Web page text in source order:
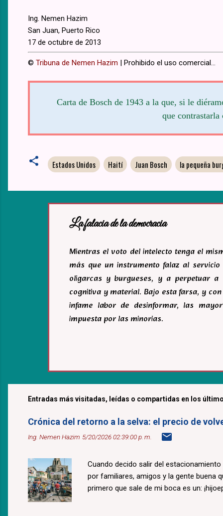
Ing. Nemen Hazim
San Juan, Puerto Rico
17 de octubre de 2013
© Tribuna de Nemen Hazim | Prohibido el uso comercial...
Carta de Bosch de 1943 a la que, si le
que contrastarla
Estados Unidos Haití Juan Bosch la pequeña
La falacia de la democracia
Mientras el voto del intelecto tenga el
más que un instrumento falaz al
oligarcas y burgueses, y a perpetuar
cognitiva y material. Bajo esta farsa, y
infame labor de desinformar, las
impuesta por las minorias.
Entradas más visitadas, leídas o compartidas en los
Crónica del retorno a la selva: el precio de
Ing. Nemen Hazim 5/20/2026 02:39:00 p. m.
Cuando decido salir del
por familiares, amigos y la gente buena
primero que sale de mi boca es un: